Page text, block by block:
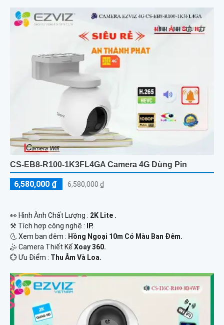
CS-EB8-R100-1K3FL4GA Camera 4G Dùng Pin
6,580,000 ₫ 6,580,000 ₫
️👀 Hình Ành Chất Lượng : 2K Lite .
⚒ Tích hợp công nghệ :
IP.
🌜 Xem ban đêm : Hồng Ngoại 10m Có Màu Ban Đêm.
🤹 Camera Thiết Kế Xoay 360.
️💮 Ưu Điểm : Thu Âm Và Loa.